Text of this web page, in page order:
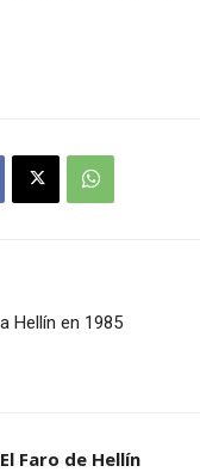
Hellín en 1985
El Faro de Hellín